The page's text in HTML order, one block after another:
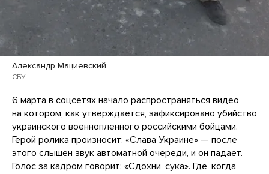
Александр Мациевский
СБУ
6 марта в соцсетях начало распространяться видео,
на котором, как утверждается, зафиксировано убийство
украинского военнопленного российскими бойцами.
Герой ролика произносит: «Слава Украине» — после
этого слышен звук автоматной очереди, и он падает.
Голос за кадром говорит: «Сдохни, сука». Где, когда